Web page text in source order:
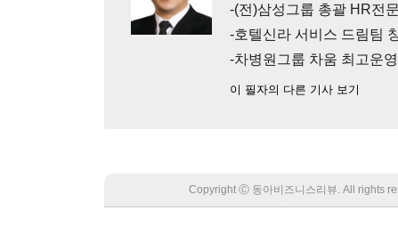
-(전)삼성그룹 총괄 HR전
-호텔신라 서비스 드림팀
-차병원그룹 차움 최고운
이 필자의 다른 기사 보기
Copyright Ⓒ 동아비즈니스리뷰. All rights